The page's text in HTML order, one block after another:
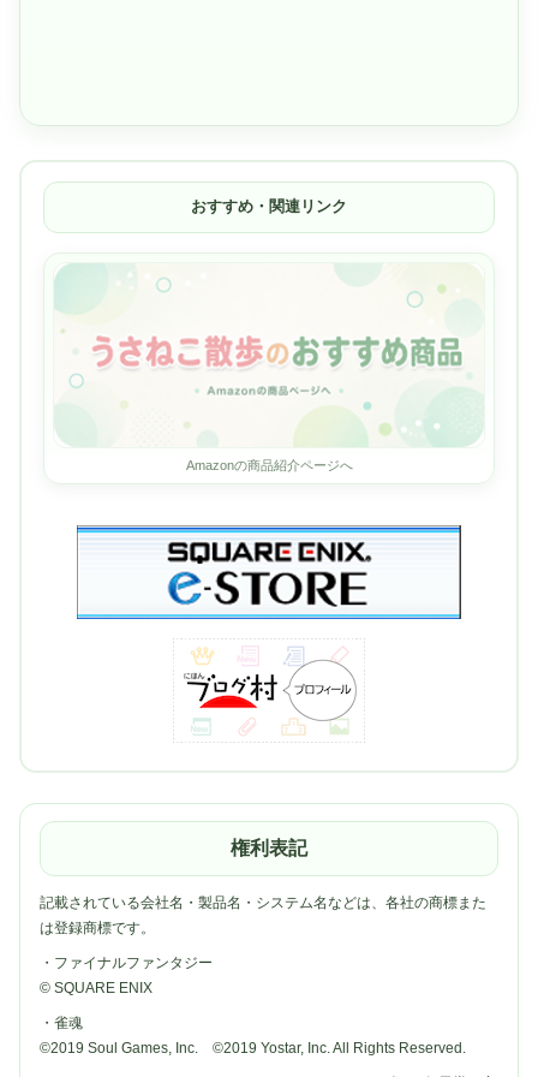
おすすめ・関連リンク
Amazonの商品紹介ページへ
権利表記
記載されている会社名・製品名・システム名などは、各社の商標また
は登録商標です。
・ファイナルファンタジー
© SQUARE ENIX
・雀魂
©2019 Soul Games, Inc. ©2019 Yostar, Inc. All Rights Reserved.